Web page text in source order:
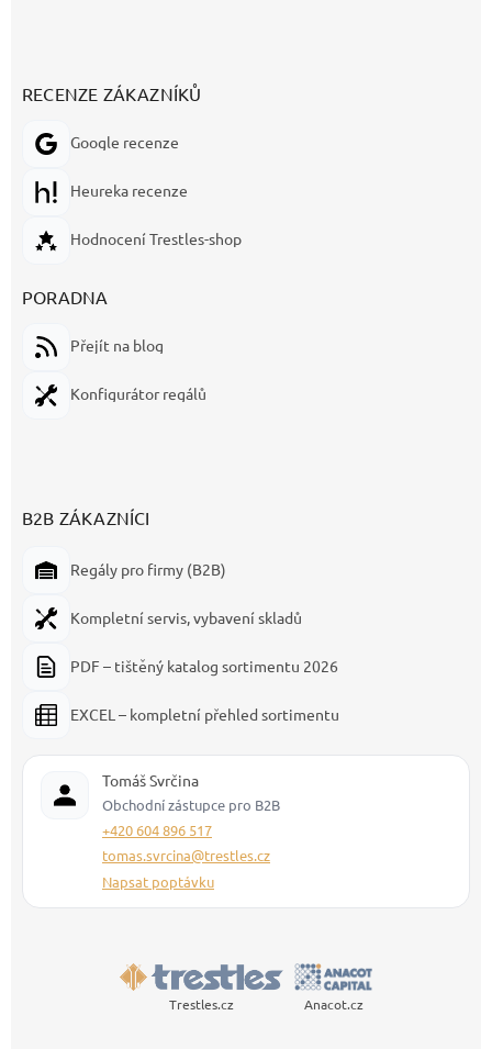
RECENZE ZÁKAZNÍKŮ
Google recenze
Heureka recenze
Hodnocení Trestles-shop
PORADNA
Přejít na blog
Konfigurátor regálů
B2B ZÁKAZNÍCI
Regály pro firmy (B2B)
Kompletní servis, vybavení skladů
PDF – tištěný katalog sortimentu 2026
EXCEL – kompletní přehled sortimentu
Tomáš Svrčina
Obchodní zástupce pro B2B
+420 604 896 517
tomas.svrcina@trestles.cz
Napsat poptávku
Trestles.cz Anacot.cz